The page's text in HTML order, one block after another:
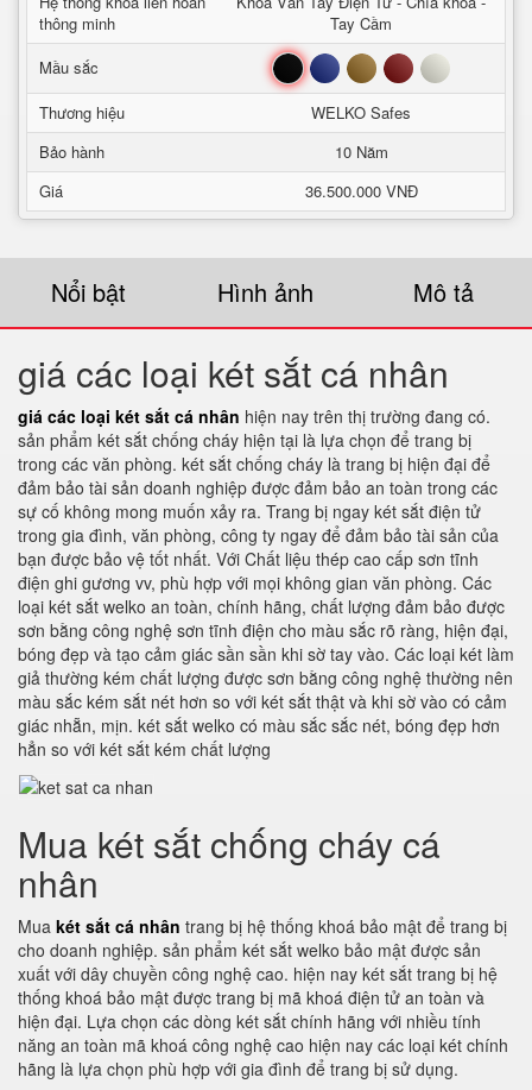
thông minh
Tay Cầm
Mầu sắc
Đen Xanh Nâu Đỏ Trắng
Thương hiệu
WELKO Safes
Bảo hành
10 Năm
Giá
36.500.000 VNĐ
Nổi bật Hình ảnh Mô tả
giá các loại két sắt cá nhân
giá các loại két sắt cá nhân hiện nay trên thị trường đang có.
sản phẩm két sắt chống cháy hiện tại là lựa chọn để trang bị
trong các văn phòng. két sắt chống cháy là trang bị hiện đại để
đảm bảo tài sản doanh nghiệp được đảm bảo an toàn trong các
sự cố không mong muốn xảy ra. Trang bị ngay két sắt điện tử
trong gia đình, văn phòng, công ty ngay để đảm bảo tài sản của
bạn được bảo vệ tốt nhất. Với Chất liệu thép cao cấp sơn tĩnh
điện ghi gương vv, phù hợp với mọi không gian văn phòng. Các
loại két sắt welko an toàn, chính hãng, chất lượng đảm bảo được
sơn bằng công nghệ sơn tĩnh điện cho màu sắc rõ ràng, hiện đại,
bóng đẹp và tạo cảm giác sần sần khi sờ tay vào. Các loại két làm
giả thường kém chất lượng được sơn bằng công nghệ thường nên
màu sắc kém sắt nét hơn so với két sắt thật và khi sờ vào có cảm
giác nhẵn, mịn. két sắt welko có màu sắc sắc nét, bóng đẹp hơn
hẳn so với két sắt kém chất lượng
Mua két sắt chống cháy cá
nhân
Mua két sắt cá nhân trang bị hệ thống khoá bảo mật để trang bị
cho doanh nghiệp. sản phẩm két sắt welko bảo mật được sản
xuất với dây chuyền công nghệ cao. hiện nay két sắt trang bị hệ
thống khoá bảo mật được trang bị mã khoá điện tử an toàn và
hiện đại. Lựa chọn các dòng két sắt chính hãng với nhiều tính
năng an toàn mã khoá công nghệ cao hiện nay các loại két chính
hãng là lựa chọn phù hợp với gia đình để trang bị sử dụng.